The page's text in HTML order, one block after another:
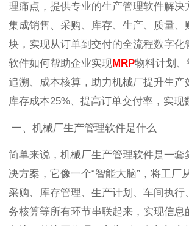
理痛点，提供专业的生产管理软件解决
集成销售、采购、库存、生产、质量、
块，实现从订单到交付的全流程数字化
软件如何帮助企业实现MRP物料计划
追溯、成本核算，助力机械厂提升生产
库存成本25%、提高订单交付率，实现
一、机械厂生产管理软件是什么
简单来说，机械厂生产管理软件是一套
决方案，它像一个“智能大脑”，将工厂
采购、库存管理、生产计划、车间执行
务核算等所有环节串联起来，实现信息